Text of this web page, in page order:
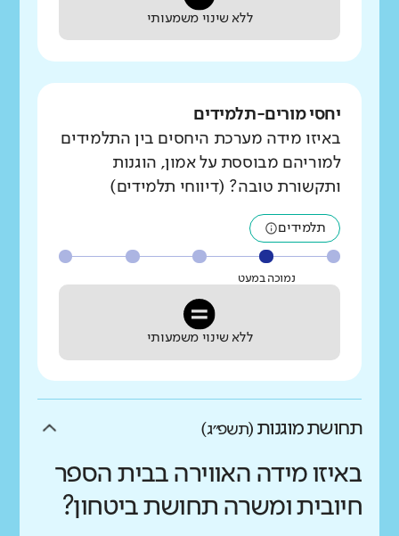
ללא שינוי משמעותי
יחסי מורים-תלמידים
באיזו מידה מערכת היחסים בין התלמידים
למוריהם מבוססת על אמון, הוגנות
ותקשורת טובה? (דיווחי תלמידים)
תלמידים
נמוכה במעט
ללא שינוי משמעותי
תחושת מוגנות (תשפ״ג)
באיזו מידה האווירה בבית הספר
חיובית ומשרה תחושת ביטחון?